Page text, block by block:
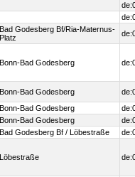
Bad Godesberg Bf/Ria-Maternus-
Platz
Bonn-Bad Godesberg
Bonn-Bad Godesberg
Bonn-Bad Godesberg
Bonn-Bad Godesberg
Bad Godesberg Bf / Löbestraße
Löbestraße